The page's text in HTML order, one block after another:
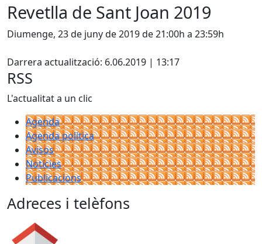
Revetlla de Sant Joan 2019
Diumenge, 23 de juny de 2019 de 21:00h a 23:59h
Darrera actualització: 6.06.2019 | 13:17
RSS
L'actualitat a un clic
Agenda
Agenda política
Avisos
Notícies
Publicacions
Adreces i telèfons